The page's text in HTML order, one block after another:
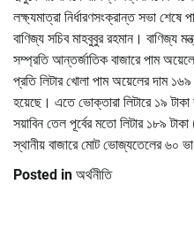
লক্ষ্যমাত্রা নির্ধারণসংক্রান্ত সভা
বাণিজ্য সচিব মাহবুবুর রহমান। বাণিজ্য
সম্প্রতি আন্তর্জাতিক বাজারে পাম
প্রতি লিটার খোলা পাম অয়েলের দাম ১৬৯
হয়েছে। এতে ভোক্তারা লিটারে ১৯
সয়াবিন তেল পূর্বের মতো লিটার ১৮৯
স্থানীয় বাজারে মোট ভোজ্যতেলের ৬০
Posted in অর্থনীতি